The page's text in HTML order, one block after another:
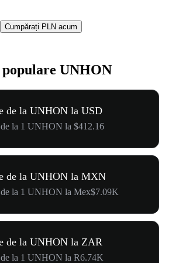
Cumpărați PLN acum
UNHON
de la UNHON la USD
la 1 UNHON la $412.16
de la UNHON la MXN
de la 1 UNHON la Mex$7.09K
de la UNHON la ZAR
de la 1 UNHON la R6.74K